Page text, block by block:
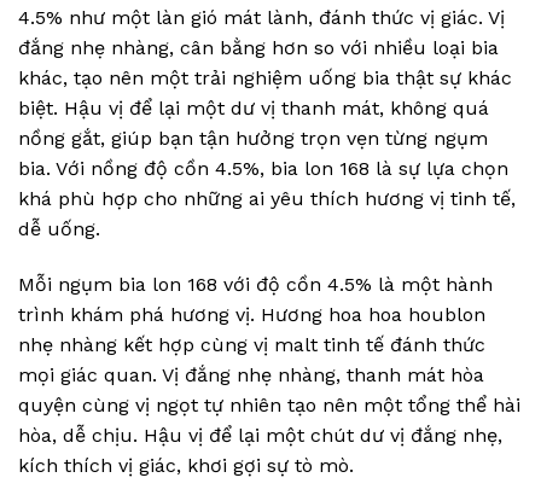
4.5% như một làn gió mát lành, đánh thức vị giác. Vị
đắng nhẹ nhàng, cân bằng hơn so với nhiều loại bia
khác, tạo nên một trải nghiệm uống bia thật sự khác
biệt. Hậu vị để lại một dư vị thanh mát, không quá
nồng gắt, giúp bạn tận hưởng trọn vẹn từng ngụm
bia. Với nồng độ cồn 4.5%, bia lon 168 là sự lựa chọn
khá phù hợp cho những ai yêu thích hương vị tinh tế,
dễ uống.
Mỗi ngụm bia lon 168 với độ cồn 4.5% là một hành
trình khám phá hương vị. Hương hoa hoa houblon
nhẹ nhàng kết hợp cùng vị malt tinh tế đánh thức
mọi giác quan. Vị đắng nhẹ nhàng, thanh mát hòa
quyện cùng vị ngọt tự nhiên tạo nên một tổng thể hài
hòa, dễ chịu. Hậu vị để lại một chút dư vị đắng nhẹ,
kích thích vị giác, khơi gợi sự tò mò.